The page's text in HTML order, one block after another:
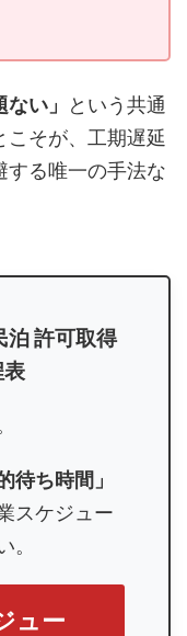
い」
という共通
そが、工期遅延
する唯一の手法な
泊 許可取得
表
待ち時間」
スケジュー
。
ュー